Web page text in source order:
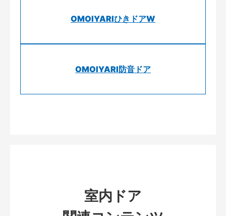
OMOIYARIひきドアW
OMOIYARI防音ドア
室内ドア